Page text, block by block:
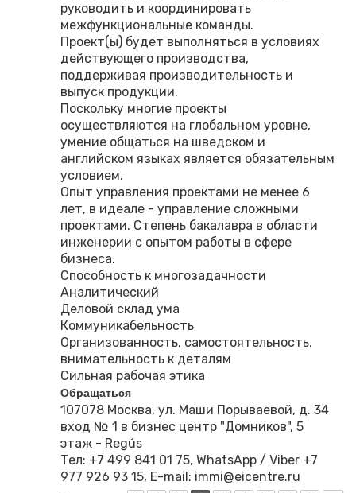
руководить и координировать
межфункциональные команды.
Проект(ы) будет выполняться в условиях
действующего производства,
поддерживая производительность и
выпуск продукции.
Поскольку многие проекты
осуществляются на глобальном уровне,
умение общаться на шведском и
английском языках является обязательным
условием.
Опыт управления проектами не менее 6
лет, в идеале - управление сложными
проектами. Степень бакалавра в области
инженерии с опытом работы в сфере
бизнеса.
Способность к многозадачности
Аналитический
Деловой склад ума
Коммуникабельность
Организованность, самостоятельность,
внимательность к деталям
Сильная рабочая этика
Обращаться
107078 Москва, ул. Маши Порываевой, д. 34
вход № 1 в бизнес центр "Домников", 5
этаж - Regús
Тел: +7 499 841 01 75, WhatsApp / Viber +7
977 926 93 15, E-mail: immi@eicentre.ru